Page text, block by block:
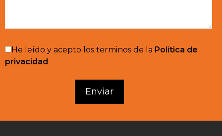
He leído y acepto los terminos de la Política de
privacidad